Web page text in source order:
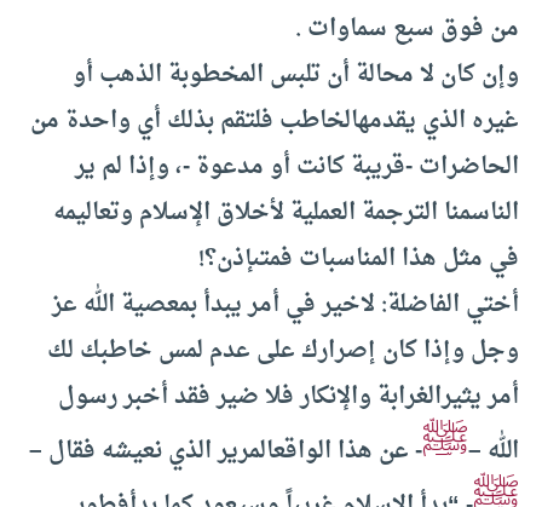
من فوق سبع سماوات.
وإن كان لا محالة أن تلبس المخطوبة الذهب أو
غيره الذي يقدمهالخاطب فلتقم بذلك أي واحدة من
الحاضرات -قريبة كانت أو مدعوة -، وإذا لم ير
الناسمنا الترجمة العملية لأخلاق الإسلام وتعاليمه
في مثل هذا المناسبات فمتىإذن؟!
أختي الفاضلة: لاخير في أمر يبدأ بمعصية الله عز
وجل وإذا كان إصرارك على عدم لمس خاطبك لك
أمر يثيرالغرابة والإنكار فلا ضير فقد أخبر رسول
الله –ﷺ- عن هذا الواقعالمرير الذي نعيشه فقال –
ﷺ